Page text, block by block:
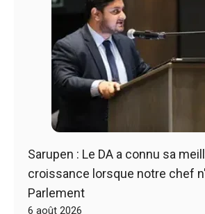
Sarupen : Le DA a connu sa
croissance lorsque notre chef
Parlement
6 août 2026